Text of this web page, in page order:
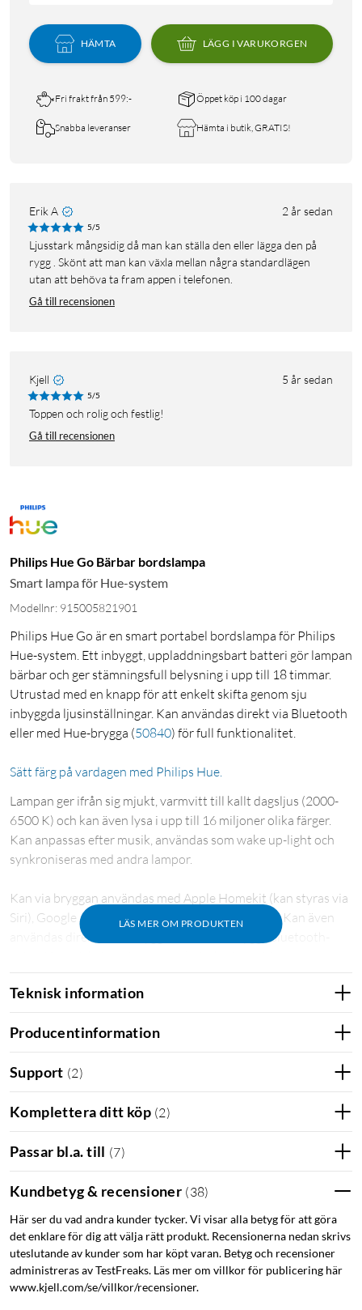
HÄMTA LÄGG I VARUKORGEN
Fri frakt från 599:- Öppet köp i 100 dagar
Snabba leveranser Hämta i butik, GRATIS!
Erik A 2 år sedan
5/5
Ljusstark mångsidig då man kan ställa den eller lägga den på
rygg . Skönt att man kan växla mellan några standardlägen
utan att behöva ta fram appen i telefonen.
Gå till recensionen
Kjell 5 år sedan
5/5
Toppen och rolig och festlig!
Gå till recensionen
Philips Hue Go Bärbar bordslampa
Smart lampa för Hue-system
Modellnr: 915005821901
Philips Hue Go är en smart portabel bordslampa för Philips
Hue-system. Ett inbyggt, uppladdningsbart batteri gör lampan
bärbar och ger stämningsfull belysning i upp till 18 timmar.
Utrustad med en knapp för att enkelt skifta genom sju
inbyggda ljusinställningar. Kan användas direkt via Bluetooth
eller med Hue-brygga (50840) för full funktionalitet.
Sätt färg på vardagen med Philips Hue.
LÄS MER OM PRODUKTEN
Lampan ger ifrån sig mjukt, varmvitt till kallt dagsljus (2000-
6500 K) och kan även lysa i upp till 16 miljoner olika färger.
Kan anpassas efter musik, användas som wake up-light och
synkroniseras med andra lampor.
Kan via bryggan användas med Apple Homekit (kan styras via
Siri), Google Assistant, Amazon Alexa samt IFTTT. Kan även
användas direkt, utan brygga tack vare inbyggt Bluetooth-
tillhörande app (iOS och Android) där upp till 10 lampor kan
styras. Kan även utan bryggan styras med rösten med hjälp av
Amazon Echo eller Google Home Assistant (stöd kommer
inom kort).
För full funktionalitet som fjärrstyrning utanför hemmet,
röststyrning i mobilen, wake up-light, schemaläggning,
styrning av flera rum, och användning av upp till 50 lampor
krävs Philips Hue-brygga(50840). Effekt: 6 W. Ljusflöde: 520
lm. Livslängd: 20000 h. Levereras med nätladdare. Mått:
Ø150x79 mm.
Ställ in Philips
Hue Go med din
mobil eller
direkt på
Teknisk information
Producentinformation
Support (2)
Komplettera ditt köp (2)
Passar bl.a. till (7)
Kundbetyg & recensioner (38)
Här ser du vad andra kunder tycker. Vi visar alla betyg för att göra
det enklare för dig att välja rätt produkt. Recensionerna nedan skrivs
uteslutande av kunder som har köpt varan. Betyg och recensioner
administreras av TestFreaks. Läs mer om villkor för publicering här
www.kjell.com/se/villkor/recensioner.